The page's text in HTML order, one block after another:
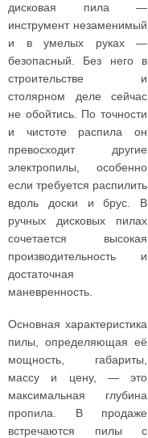
дисковая пила —
инструмент незаменимый
и в умелых руках —
безопасный. Без него в
строительстве и
столярном деле сейчас
не обойтись. По точности
и чистоте распила он
превосходит другие
электропилы, особенно
если требуется распилить
вдоль доски и брус. В
ручных дисковых пилах
сочетается высокая
производительность и
достаточная
маневренность.
Основная характеристика
пилы, определяющая её
мощность, габариты,
массу и цену, — это
максимальная глубина
пропила. В продаже
встречаются пилы с